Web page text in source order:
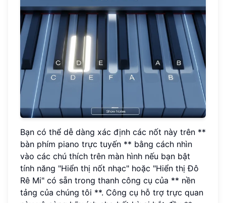
Bạn có thể dễ dàng xác định các nốt này trên **
bàn phím piano trực tuyến ** bằng cách nhìn
vào các chú thích trên màn hình nếu bạn bật
tính năng "Hiển thị nốt nhạc" hoặc "Hiển thị Đô
Rê Mi" có sẵn trong thanh công cụ của ** nền
tảng của chúng tôi **. Công cụ hỗ trợ trực quan